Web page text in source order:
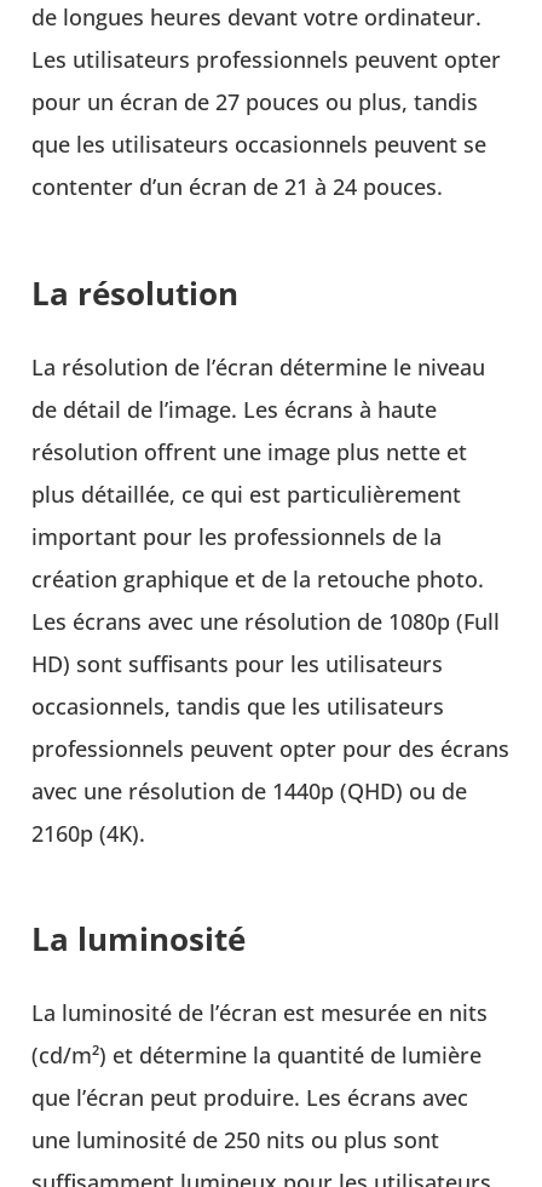
de longues heures devant votre ordinateur.
Les utilisateurs professionnels peuvent opter
pour un écran de 27 pouces ou plus, tandis
que les utilisateurs occasionnels peuvent se
contenter d’un écran de 21 à 24 pouces.
La résolution
La résolution de l’écran détermine le niveau
de détail de l’image. Les écrans à haute
résolution offrent une image plus nette et
plus détaillée, ce qui est particulièrement
important pour les professionnels de la
création graphique et de la retouche photo.
Les écrans avec une résolution de 1080p (Full
HD) sont suffisants pour les utilisateurs
occasionnels, tandis que les utilisateurs
professionnels peuvent opter pour des écrans
avec une résolution de 1440p (QHD) ou de
2160p (4K).
La luminosité
La luminosité de l’écran est mesurée en nits
(cd/m²) et détermine la quantité de lumière
que l’écran peut produire. Les écrans avec
une luminosité de 250 nits ou plus sont